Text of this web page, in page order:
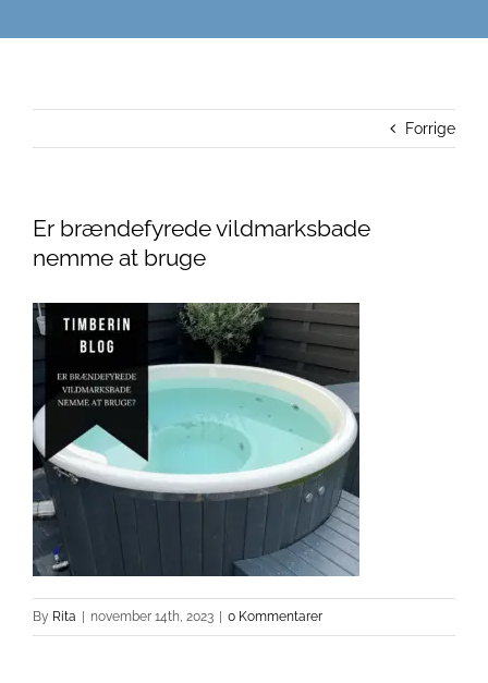
Forrige
Er brændefyrede vildmarksbade
nemme at bruge
By Rita november 14th, 2023 0 Kommentarer